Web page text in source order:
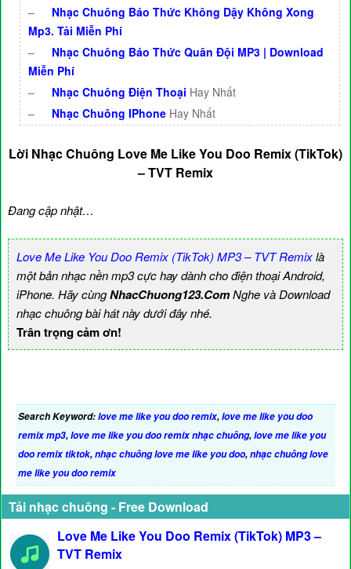
–
Nhạc Chuông Báo Thức Không Dậy Không Xong
Mp3. Tải Miễn Phí
–
Nhạc Chuông Báo Thức Quân Đội MP3 | Download
Miễn Phí
–
Nhạc Chuông Điện Thoại Hay Nhất
–
Nhạc Chuông IPhone Hay Nhất
Lời Nhạc Chuông Love Me Like You Doo Remix (TikTok)
– TVT Remix
Đang cập nhật…
Love Me Like You Doo Remix (TikTok) MP3 – TVT Remixlà
một bản nhạc nền mp3 cực hay dành cho điện thoại Android,
iPhone. Hãy cùngNhacChuong123.ComNghe và Download
nhạc chuông bài hát này dưới đây nhé.
Trân trọng cảm ơn!
Search Keyword:love me like you doo remix,love me like you doo
remix mp3,love me like you doo remix nhạc chuông,love me like you
doo remix tiktok,nhạc chuông love me like you doo,nhạc chuông love
me like you doo remix
Tải nhạc chuông - Free Download
Love Me Like You Doo Remix (TikTok) MP3 –
TVT Remix